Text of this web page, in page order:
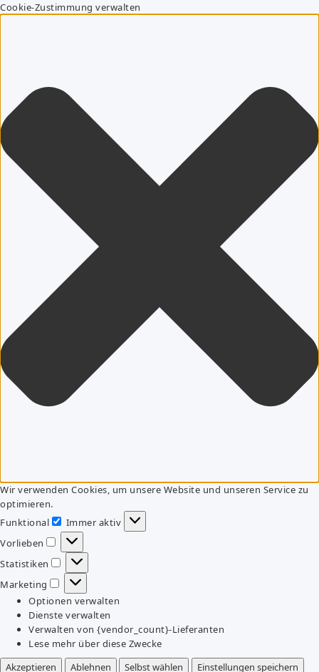
Cookie-Zustimmung verwalten
Wir verwenden Cookies, um unsere Website und unseren Service zu
optimieren.
Funktional
Funktional
Immer aktiv
Vorlieben
Vorlieben
Statistiken
Statistiken
Marketing
Marketing
Optionen verwalten
Dienste verwalten
Verwalten von {vendor_count}-Lieferanten
Lese mehr über diese Zwecke
Akzeptieren
Ablehnen Selbst wählen
Einstellungen speichern